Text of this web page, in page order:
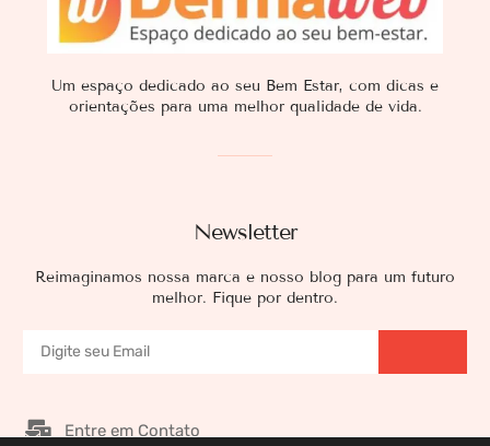
Newsletter
Reimaginamos nossa marca e nosso blog para um futuro
melhor. Fique por dentro.
Um espaço dedicado ao seu Bem Estar, com dicas e
orientações para uma melhor qualidade de vida.
Entre em Contato